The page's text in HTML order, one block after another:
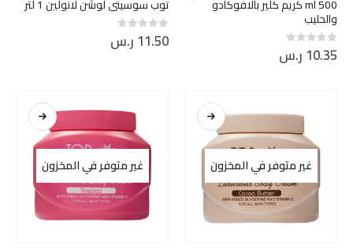
500 ml كريم كلير بالافوكادو
والحليب
0
out of 5
10.35ر.س
توب سوسيتي لوشن لانولين 1 لتر
0
out of 5
11.50ر.س
غير متوفر في المخزون غير متوفر في المخزون